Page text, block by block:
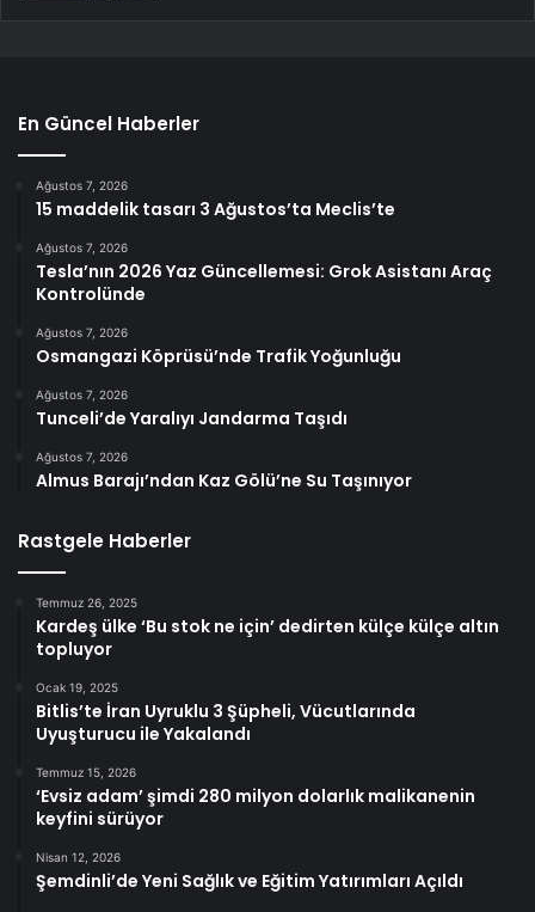
En Güncel Haberler
Ağustos 7, 2026
15 maddelik tasarı 3 Ağustos’ta Meclis’te
Ağustos 7, 2026
Tesla’nın 2026 Yaz Güncellemesi: Grok Asistanı Araç
Kontrolünde
Ağustos 7, 2026
Osmangazi Köprüsü’nde Trafik Yoğunluğu
Ağustos 7, 2026
Tunceli’de Yaralıyı Jandarma Taşıdı
Ağustos 7, 2026
Almus Barajı’ndan Kaz Gölü’ne Su Taşınıyor
Rastgele Haberler
Temmuz 26, 2025
Kardeş ülke ‘Bu stok ne için’ dedirten külçe külçe altın
topluyor
Ocak 19, 2025
Bitlis’te İran Uyruklu 3 Şüpheli, Vücutlarında
Uyuşturucu ile Yakalandı
Temmuz 15, 2026
‘Evsiz adam’ şimdi 280 milyon dolarlık malikanenin
keyfini sürüyor
Nisan 12, 2026
Şemdinli’de Yeni Sağlık ve Eğitim Yatırımları Açıldı